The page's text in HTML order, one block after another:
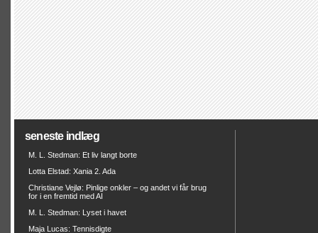
seneste indlæg
M. L. Stedman: Et liv langt borte
Lotta Elstad: Xania 2. Ada
Christiane Vejlø: Pinlige onkler – og andet vi får brug
for i en fremtid med AI
M. L. Stedman: Lyset i havet
Maja Lucas: Tennisdigte